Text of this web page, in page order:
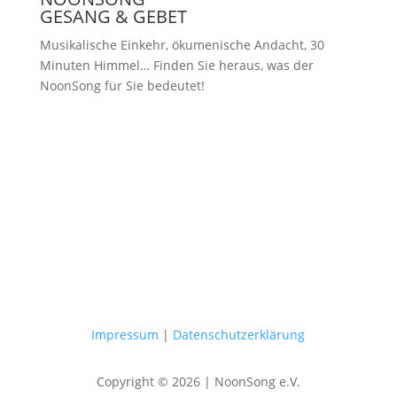
GESANG & GEBET
Musikalische Einkehr, ökumenische Andacht, 30
Minuten Himmel… Finden Sie heraus, was der
NoonSong für Sie bedeutet!
Impressum | Datenschutzerklärung
Copyright © 2026 | NoonSong e.V.